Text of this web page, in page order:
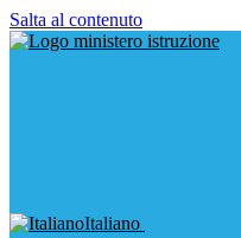
Salta al contenuto
Italiano